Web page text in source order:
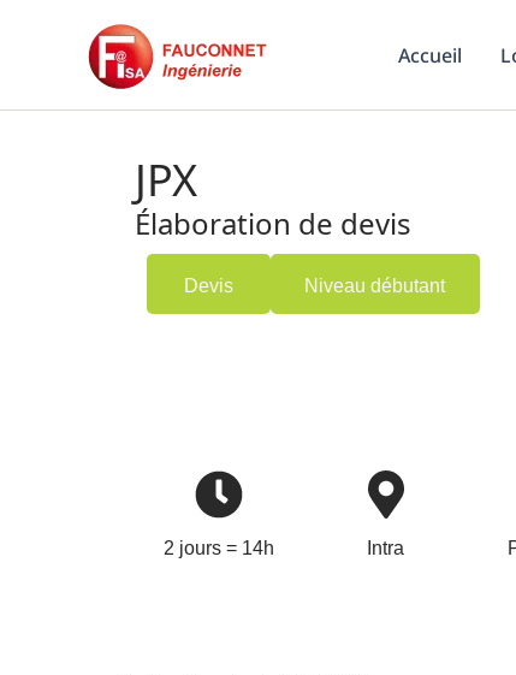
Accueil
JPX
Élaboration de devis
Devis Niveau débutant
2 jours = 14h Intra